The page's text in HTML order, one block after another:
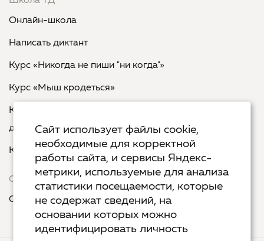
Онлайн-школа
Написать диктант
Курс «Никогда не пиши "ни когда"»
Курс «Мыш кродеться»
Курс «Русская пунктуация: болевые точки... и
двоеточия»
Курс «Я пишу - мне отвечают»
Сервисы
Организовать акцию в своем городе
Сайт использует файлы cookie,
необходимые для корректной
работы сайта, и сервисы Яндекс-
метрики, используемые для анализа
статистики посещаемости, которые
не содержат сведений, на
основании которых можно
идентифицировать личность